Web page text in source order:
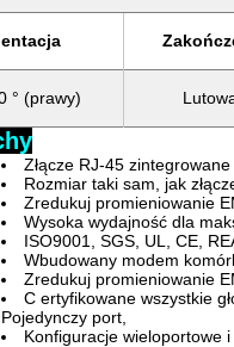
° (prawy)
Złącze RJ-45
Rozmiar taki sam, jak
Zredukuj promieniowanie
Wysoka wydajność dla
ISO9001, SGS, UL, CE,
Wbudowany modem
Zredukuj promieniowanie
C ertyfikowane wszystkie
Pojedynczy port,
Konfiguracje wieloportowe